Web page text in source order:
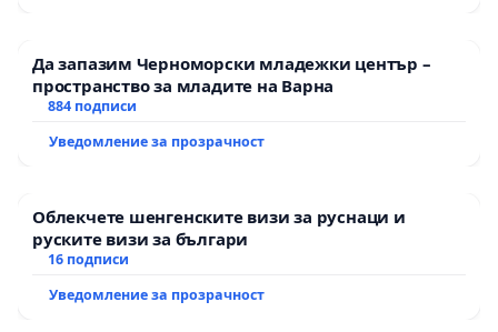
Да запазим Черноморски младежки център –
пространство за младите на Варна
884 подписи
Уведомление за прозрачност
Облекчете шенгенските визи за руснаци и
руските визи за българи
16 подписи
Уведомление за прозрачност